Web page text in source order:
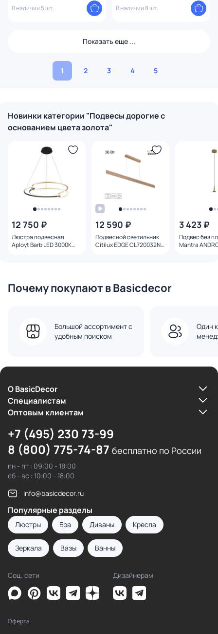
В наличии 5 шт.
В наличии 8 шт.
Показать еще ...
1 2 3 4 5
Новинки категории "Подвесы дорогие с
основанием цвета золота"
12 750 ₽
Люстра подвесная
Aployt Barb LED 3000K
12 590 ₽
Подвесной светильник
Citilux EDGE CL720032N
3 423 ₽
Подвес без
Mantra
Почему покупают в Basicdecor
Большой ассортимент с
удобным поиском
Один
О BasicDecor
Cпециалистам
Оптовым клиентам
+7 (495) 230 73-99
8 (800) 775-74-87 бесплатно по России
пн - пт : 09:00 - 18:00
сб - вс : 10:00 - 18:00
info@basicdecor.ru
Популярные разделы
Люстры Бра Диваны Кресла
Зеркала Вазы Ванны
Соц. сети Дизайнерам
Оферта